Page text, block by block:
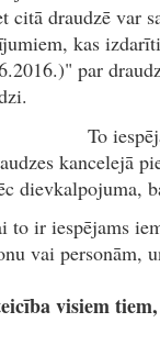
citā draudzē var
kas
par
To
kancelejā
dievkalpojuma,
to ir iespējams
vai personām,
visiem